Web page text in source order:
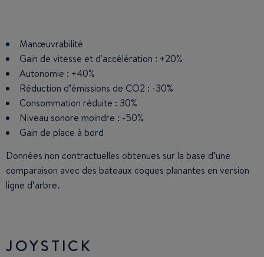
Manœuvrabilité
Gain de vitesse et d'accélération : +20%
Autonomie : +40%
Réduction d’émissions de CO2 : -30%
Consommation réduite : 30%
Niveau sonore moindre : -50%
Gain de place à bord
Données non contractuelles obtenues sur la base d’une
comparaison avec des bateaux coques planantes en version
ligne d’arbre.
JOYSTICK